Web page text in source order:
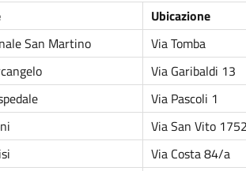
Ubicazione
San Martino
Via Tomba
Via Garibaldi 13
Via Pascoli 1
Via San Vito
Via Costa 84/a